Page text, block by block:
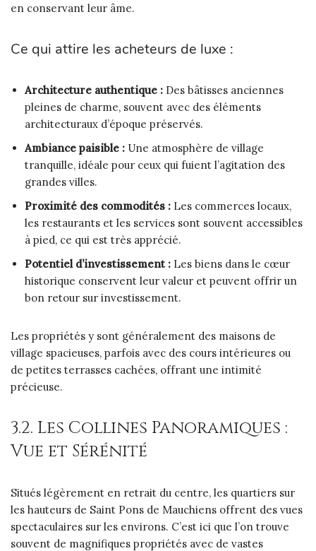
en conservant leur âme.
Ce qui attire les acheteurs de luxe :
Architecture authentique : Des bâtisses anciennes
pleines de charme, souvent avec des éléments
architecturaux d’époque préservés.
Ambiance paisible : Une atmosphère de village
tranquille, idéale pour ceux qui fuient l’agitation des
grandes villes.
Proximité des commodités : Les commerces locaux,
les restaurants et les services sont souvent accessibles
à pied, ce qui est très apprécié.
Potentiel d’investissement : Les biens dans le cœur
historique conservent leur valeur et peuvent offrir un
bon retour sur investissement.
Les propriétés y sont généralement des maisons de
village spacieuses, parfois avec des cours intérieures ou
de petites terrasses cachées, offrant une intimité
précieuse.
3.2. Les Collines Panoramiques :
Vue et Sérénité
Situés légèrement en retrait du centre, les quartiers sur
les hauteurs de Saint Pons de Mauchiens offrent des vues
spectaculaires sur les environs. C’est ici que l’on trouve
souvent de magnifiques propriétés avec de vastes